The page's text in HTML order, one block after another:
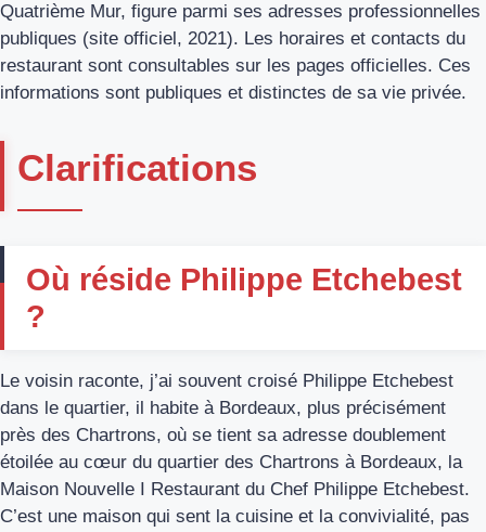
Quatrième Mur, figure parmi ses adresses professionnelles
publiques (site officiel, 2021). Les horaires et contacts du
restaurant sont consultables sur les pages officielles. Ces
informations sont publiques et distinctes de sa vie privée.
Clarifications
Où réside Philippe Etchebest
?
Le voisin raconte, j’ai souvent croisé Philippe Etchebest
dans le quartier, il habite à Bordeaux, plus précisément
près des Chartrons, où se tient sa adresse doublement
étoilée au cœur du quartier des Chartrons à Bordeaux, la
Maison Nouvelle I Restaurant du Chef Philippe Etchebest.
C’est une maison qui sent la cuisine et la convivialité, pas